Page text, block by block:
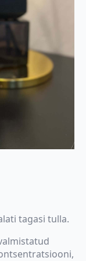
tagasi tulla.